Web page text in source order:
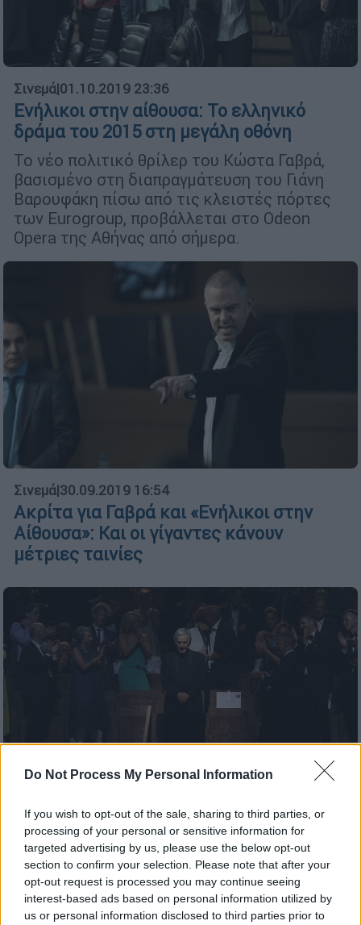
Do Not Process My Personal Information
If you wish to opt-out of the sale, sharing to third parties, or
processing of your personal or sensitive information for
targeted advertising by us, please use the below opt-out
section to confirm your selection. Please note that after your
opt-out request is processed you may continue seeing
interest-based ads based on personal information utilized by
us or personal information disclosed to third parties prior to
Σινεμά|01.10.2019 23:36
Ενήλικοι στην αίθουσα: Το ελληνικό
δράμα του 2015 στη μεγάλη οθόνη
Το νέο πολιτικό θρίλερ του Κώστα Γαβρά,
βασισμένο στη διαπραγμάτευση του Γιάνη
Βαρουφάκη πίσω από τις κλειστές πόρτες
των Eurogroup, προβάλλεται στο Odeon
Opera της Αθήνας από σήμερα.
Σινεμά|30.09.2019 16:54
Ακρίτα για Γαβρά και «Ενήλικοι στην
Αίθουσα»: Και οι γίγαντες κάνουν
μέτριες ταινίες
Απόψεις|29.09.2019 18:14
«Ενήλικοι στην Αίθουσα»: Η αμήχανη
πρεμιέρα μίας αμήχανης ταινίας